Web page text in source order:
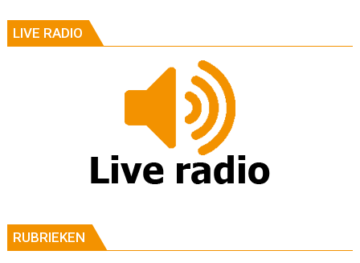
LIVE RADIO
RUBRIEKEN